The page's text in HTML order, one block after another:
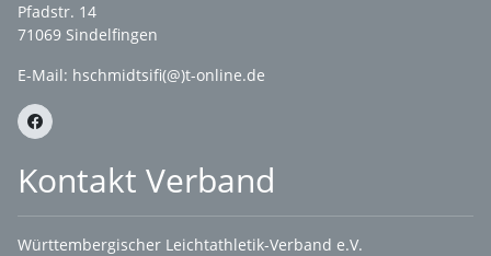
Pfadstr. 14
71069 Sindelfingen
E-Mail: hschmidtsifi(@)t-online.de
Kontakt Verband
Württembergischer Leichtathletik-Verband e.V.